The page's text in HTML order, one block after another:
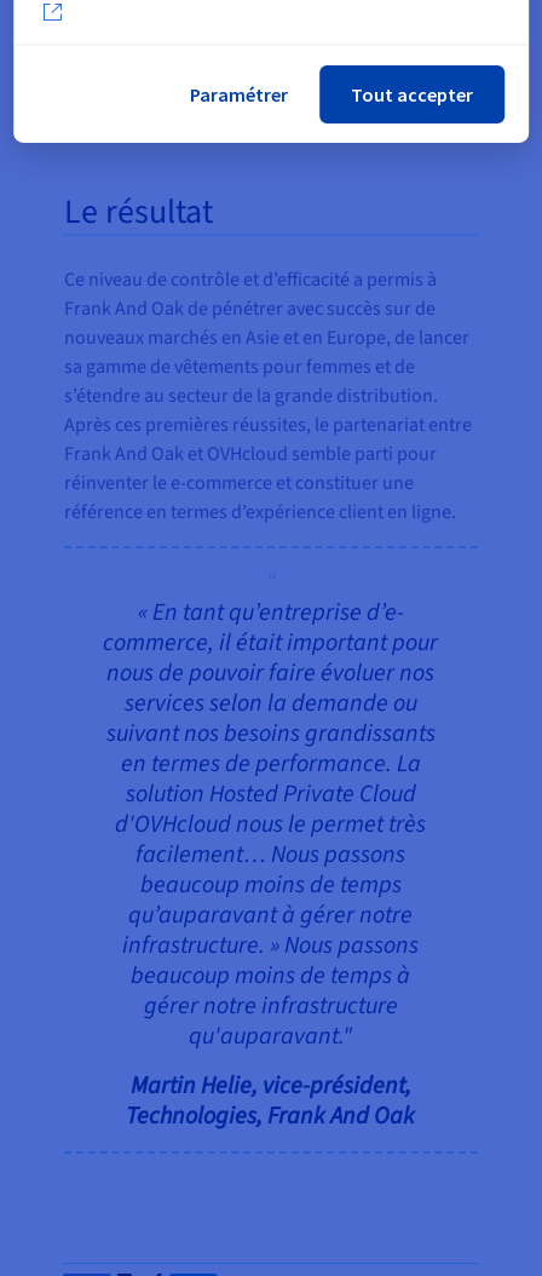
saisonnières omniprésentes dans le secteur du e-
Le résultat
Ce niveau de contrôle et d’efficacité a permis à
Frank And Oak de pénétrer avec succès sur de
nouveaux marchés en Asie et en Europe, de lancer
sa gamme de vêtements pour femmes et de
s’étendre au secteur de la grande distribution.
Après ces premières réussites, le partenariat entre
Frank And Oak et OVHcloud semble parti pour
réinventer le e-commerce et constituer une
référence en termes d’expérience client en ligne.
« En tant qu’entreprise d’e-
commerce, il était important pour
nous de pouvoir faire évoluer nos
services selon la demande ou
suivant nos besoins grandissants
en termes de performance. La
solution Hosted Private Cloud
d'OVHcloud nous le permet très
facilement… Nous passons
beaucoup moins de temps
qu’auparavant à gérer notre
infrastructure. » Nous passons
beaucoup moins de temps à
gérer notre infrastructure
qu'auparavant."
Martin Helie, vice-président,
Technologies, Frank And Oak
Paramétrer Tout accepter